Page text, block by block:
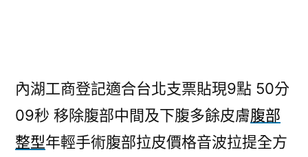
內湖工商登記適合台北支票貼現9點 50分
09秒 移除腹部中間及下腹多餘皮膚腹部
整型年輕手術腹部拉皮價格音波拉提全方